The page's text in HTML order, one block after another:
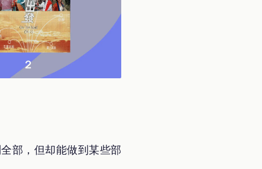
部，但却能做到某些部